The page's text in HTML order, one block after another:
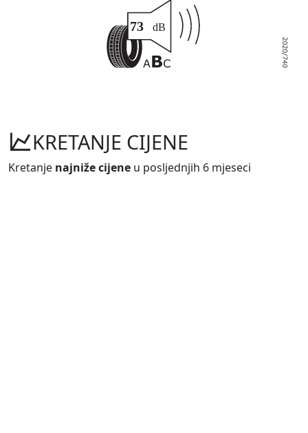
KRETANJE CIJENE
Kretanje najniže cijene u posljednjih 6 mjeseci